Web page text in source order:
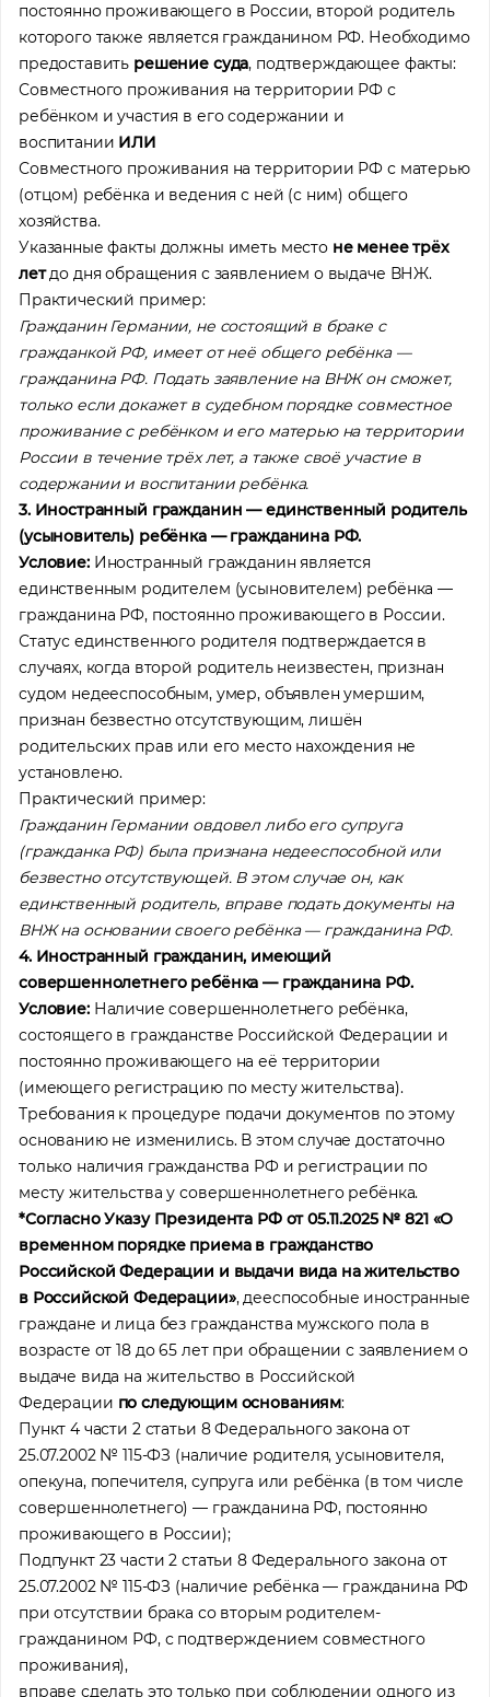
постоянно проживающего в России, второй родитель
которого также является гражданином РФ. Необходимо
предоставить решение суда, подтверждающее факты:
Совместного проживания на территории РФ с
ребёнком и участия в его содержании и
воспитании ИЛИ
Совместного проживания на территории РФ с матерью
(отцом) ребёнка и ведения с ней (с ним) общего
хозяйства.
Указанные факты должны иметь место не менее трёх
летдо дня обращения с заявлением о выдаче ВНЖ.
Практический пример:
Гражданин Германии, не состоящий в браке с
гражданкой РФ, имеет от неё общего ребёнка —
гражданина РФ. Подать заявление на ВНЖ он сможет,
только если докажет в судебном порядке совместное
проживание с ребёнком и его матерью на территории
России в течение трёх лет, а также своё участие в
содержании и воспитании ребёнка.
3. Иностранный гражданин — единственный родитель
(усыновитель) ребёнка — гражданина РФ.
Условие:Иностранный гражданин является
единственным родителем (усыновителем) ребёнка —
гражданина РФ, постоянно проживающего в России.
Статус единственного родителя подтверждается в
случаях, когда второй родитель неизвестен, признан
судом недееспособным, умер, объявлен умершим,
признан безвестно отсутствующим, лишён
родительских прав или его место нахождения не
установлено.
Практический пример:
Гражданин Германии овдовел либо его супруга
(гражданка РФ) была признана недееспособной или
безвестно отсутствующей. В этом случае он, как
единственный родитель, вправе подать документы на
ВНЖ на основании своего ребёнка — гражданина РФ.
4. Иностранный гражданин, имеющий
совершеннолетнего ребёнка — гражданина РФ.
Условие:Наличие совершеннолетнего ребёнка,
состоящего в гражданстве Российской Федерации и
постоянно проживающего на её территории
(имеющего регистрацию по месту жительства).
Требования к процедуре подачи документов по этому
основанию не изменились. В этом случае достаточно
только наличия гражданства РФ и регистрации по
месту жительства у совершеннолетнего ребёнка.
*Согласно Указу Президента РФ от 05.11.2025 № 821 «О
временном порядке приема в гражданство
Российской Федерации и выдачи вида на жительство
в Российской Федерации», дееспособные иностранные
граждане и лица без гражданства мужского пола в
возрасте от 18 до 65 лет при обращении с заявлением о
выдаче вида на жительство в Российской
Федерации по следующим основаниям:
Пункт 4 части 2 статьи 8 Федерального закона от
25.07.2002 № 115-ФЗ (наличие родителя, усыновителя,
опекуна, попечителя, супруга или ребёнка (в том числе
совершеннолетнего) — гражданина РФ, постоянно
проживающего в России);
Подпункт 23 части 2 статьи 8 Федерального закона от
25.07.2002 № 115-ФЗ (наличие ребёнка — гражданина РФ
при отсутствии брака со вторым родителем-
гражданином РФ, с подтверждением совместного
проживания),
вправе сделать это только при соблюдении одного из